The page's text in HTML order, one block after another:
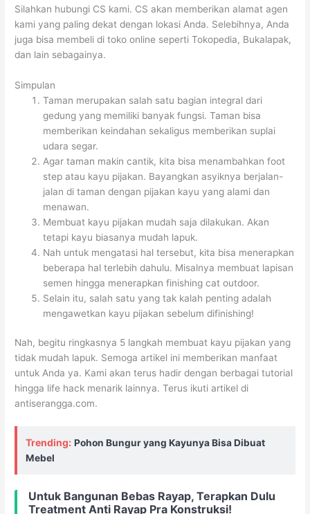
Silahkan hubungi CS kami. CS akan memberikan alamat agen
kami yang paling dekat dengan lokasi Anda. Selebihnya, Anda
juga bisa membeli di toko online seperti Tokopedia, Bukalapak,
dan lain sebagainya.
Simpulan
Taman merupakan salah satu bagian integral dari
gedung yang memiliki banyak fungsi. Taman bisa
memberikan keindahan sekaligus memberikan suplai
udara segar.
Agar taman makin cantik, kita bisa menambahkan foot
step atau kayu pijakan. Bayangkan asyiknya berjalan-
jalan di taman dengan pijakan kayu yang alami dan
menawan.
Membuat kayu pijakan mudah saja dilakukan. Akan
tetapi kayu biasanya mudah lapuk.
Nah untuk mengatasi hal tersebut, kita bisa menerapkan
beberapa hal terlebih dahulu. Misalnya membuat lapisan
semen hingga menerapkan finishing cat outdoor.
Selain itu, salah satu yang tak kalah penting adalah
mengawetkan kayu pijakan sebelum difinishing!
Nah, begitu ringkasnya 5 langkah membuat kayu pijakan yang
tidak mudah lapuk. Semoga artikel ini memberikan manfaat
untuk Anda ya. Kami akan terus hadir dengan berbagai tutorial
hingga life hack menarik lainnya. Terus ikuti artikel di
antiserangga.com.
Trending: Pohon Bungur yang Kayunya Bisa Dibuat
Mebel
Untuk Bangunan Bebas Rayap, Terapkan Dulu
Treatment Anti Rayap Pra Konstruksi!